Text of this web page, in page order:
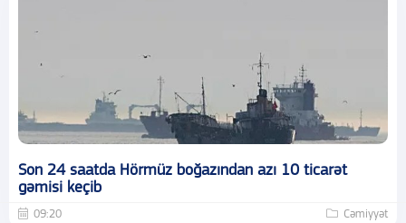
Son 24 saatda Hörmüz boğazından azı 10 ticarət
gəmisi keçib
09:20 Cəmiyyət